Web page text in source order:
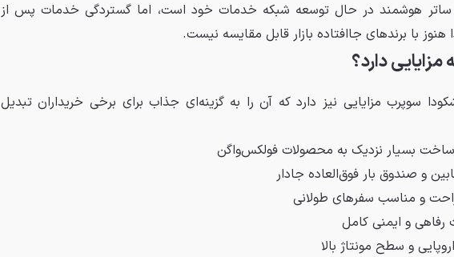
ساتر هوشمند در حال توسعه شبکه خدمات خود است، اما گستردگی خدمات پس از
با برندهای جاافتاده بازار قابل مقایسه نیست.
دارد؟
سوپرب مزایایی نیز دارد که آن را به گزینه‌ای جذاب برای برخی خریداران تبدیل
بسیار نزدیک به محصولات فولکس‌واگن
و صندوق بار فوق‌العاده جادار
و مناسب سفرهای طولانی
رفاهی و ایمنی کامل
و سطح مونتاژ بالا